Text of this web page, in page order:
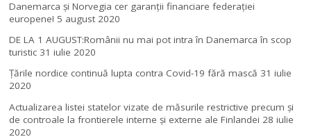
Danemarca și Norvegia cer garanții financiare federației
europene! 5 august 2020
DE LA 1 AUGUST:Românii nu mai pot intra în Danemarca în scop
turistic 31 iulie 2020
Țările nordice continuă lupta contra Covid-19 fără mască 31 iulie
2020
Actualizarea listei statelor vizate de măsurile restrictive precum și
de controale la frontierele interne și externe ale Finlandei 28 iulie
2020